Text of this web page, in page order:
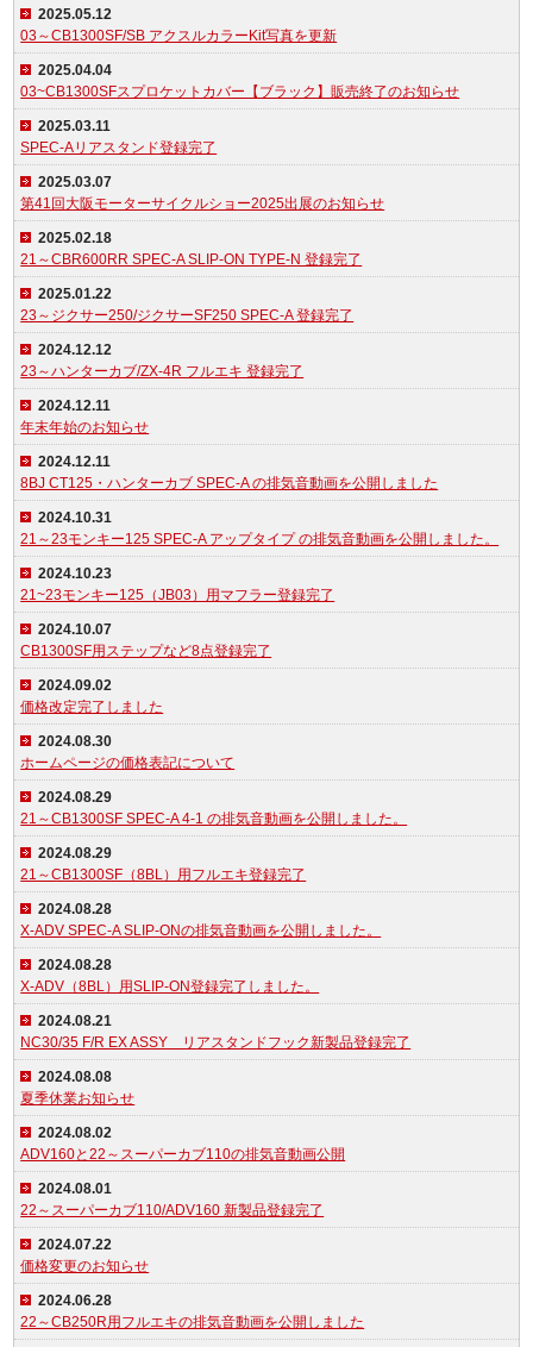
2025.05.12
03～CB1300SF/SB アクスルカラーKit写真を更新
2025.04.04
03~CB1300SFスプロケットカバー【ブラック】販売終了のお知らせ
2025.03.11
SPEC-Aリアスタンド登録完了
2025.03.07
第41回大阪モーターサイクルショー2025出展のお知らせ
2025.02.18
21～CBR600RR SPEC-A SLIP-ON TYPE-N 登録完了
2025.01.22
23～ジクサー250/ジクサーSF250 SPEC-A 登録完了
2024.12.12
23～ハンターカブ/ZX-4R フルエキ 登録完了
2024.12.11
年末年始のお知らせ
2024.12.11
8BJ CT125・ハンターカブ SPEC-A の排気音動画を公開しました
2024.10.31
21～23モンキー125 SPEC-A アップタイプ の排気音動画を公開しました。
2024.10.23
21~23モンキー125（JB03）用マフラー登録完了
2024.10.07
CB1300SF用ステップなど8点登録完了
2024.09.02
価格改定完了しました
2024.08.30
ホームページの価格表記について
2024.08.29
21～CB1300SF SPEC-A 4-1 の排気音動画を公開しました。
2024.08.29
21～CB1300SF（8BL）用フルエキ登録完了
2024.08.28
X-ADV SPEC-A SLIP-ONの排気音動画を公開しました。
2024.08.28
X-ADV（8BL）用SLIP-ON登録完了しました。
2024.08.21
NC30/35 F/R EX ASSY リアスタンドフック新製品登録完了
2024.08.08
夏季休業お知らせ
2024.08.02
ADV160と22～スーパーカブ110の排気音動画公開
2024.08.01
22～スーパーカブ110/ADV160 新製品登録完了
2024.07.22
価格変更のお知らせ
2024.06.28
22～CB250R用フルエキの排気音動画を公開しました